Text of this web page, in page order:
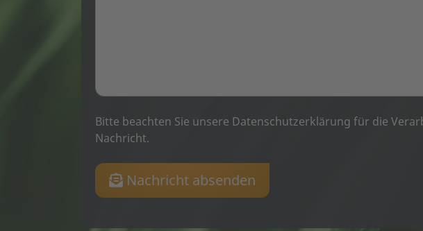
Bitte beachten Sie unsere Datenschutzerklärung für die
Nachricht.
Nachricht absenden